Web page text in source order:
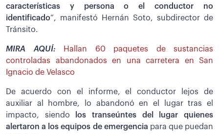
características y persona o el conductor no
identificado”, manifestó Hernán Soto, subdirector de
Tránsito.
MIRA AQUÍ:
Hallan 60 paquetes de sustancias
controladas abandonados en una carretera en San
Ignacio de Velasco
De acuerdo con el informe, el conductor lejos de
auxiliar al hombre, lo abandonó en el lugar tras el
impacto, siendo
los transeúntes del lugar quienes
alertaron a los equipos de emergencia para que puedan